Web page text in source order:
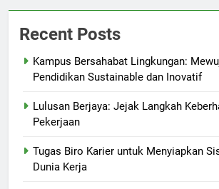
Recent Posts
Kampus Bersahabat Lingkungan:
Pendidikan Sustainable dan Inovatif
Lulusan Berjaya: Jejak Langkah
Pekerjaan
Tugas Biro Karier untuk Menyiapkan
Dunia Kerja